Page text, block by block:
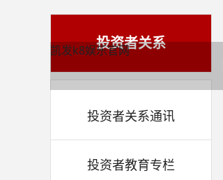
凯发k8娱乐官网投资者关系
投资者关系通讯
投资者教育专栏